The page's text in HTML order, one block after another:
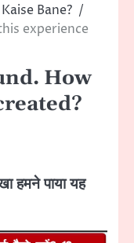
Bane?
experience
How
हमने पाया यह